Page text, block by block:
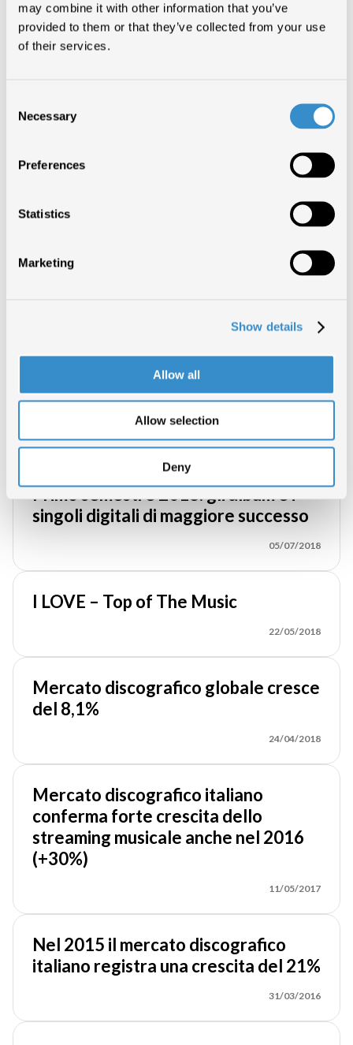
may combine it with other information that you’ve
provided to them or that they’ve collected from your use
of their services.
Selection
Necessary
Preferences
Statistics
Marketing
Show details
Allow all
Allow selection
Deny
Top of The Music: gli Album e i
Singoli di maggiore successo del
Mercato discografico globale cresce
del 9,7%
02/04/2019
Direttiva sul Copyright: favorevole
Il mercato discografico italiano
2018
26/07/2018
Primo semestre 2018: gli album e i
singoli digitali di maggiore successo
05/07/2018
I LOVE – Top of The Music
22/05/2018
Mercato discografico globale cresce
del 8,1%
24/04/2018
Mercato discografico italiano
conferma forte crescita dello
streaming musicale anche nel 2016
(+30%)
11/05/2017
Nel 2015 il mercato discografico
italiano registra una crescita del 21%
31/03/2016